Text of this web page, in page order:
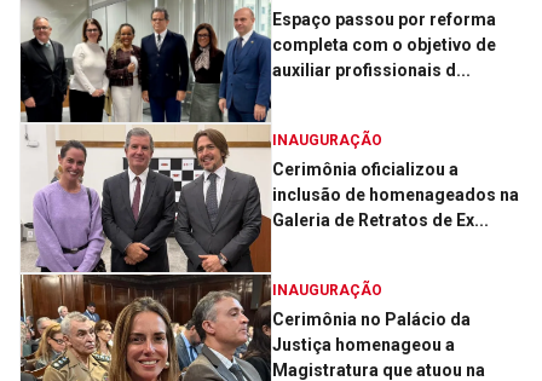
Espaço passou por reforma
completa com o objetivo de
auxiliar profissionais d...
INAUGURAÇÃO
Cerimônia oficializou a
inclusão de homenageados na
Galeria de Retratos de Ex...
INAUGURAÇÃO
Cerimônia no Palácio da
Justiça homenageou a
Magistratura que atuou na